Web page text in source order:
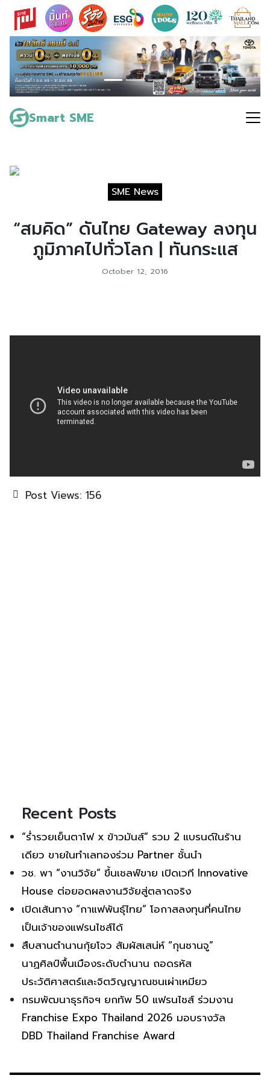
Skip
content
Smart SME
Search
for:
SME News
“สมคิด” ดันไทย Gateway ลงทุน
ภูมิภาคไปทั่วโลก | ทันกระแส
October 12, 2016
Post Views: 156
Recent Posts
“ร่ำรวยเย็นตาโฟ x ข้าวมันส์” รวม 2 แบรนด์ในร้าน
เดียว ขายในทำเลทองร่วม Partner ชั้นนำ
วช. พา “งานวิจัย” ขึ้นเชลฟ์ขาย เปิดเวที Innovative
House ต่อยอดผลงานวิจัยสู่ตลาดจริง
เปิดเส้นทาง “กาแฟพันธุ์ไทย” โอกาสลงทุนที่คนไทย
เป็นเจ้าของแฟรนไชส์ได้
สืบสานตำนานกุ้ยโจว สัมผัสเสน่ห์ “กุนซานจู”
นาฏศิลป์พื้นเมืองระดับตำนาน ถอดรหัส
ประวัติศาสตร์และจิตวิญญาณชนเผ่าเหมียว
กรมพัฒนาธุรกิจฯ ยกทัพ 50 แฟรนไชส์ ร่วมงาน
Franchise Expo Thailand 2026 มอบรางวัล
DBD Thailand Franchise Award